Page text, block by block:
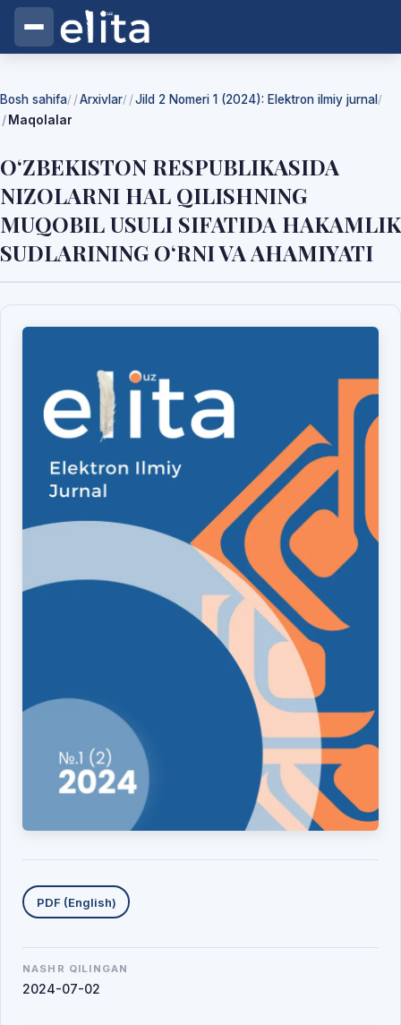
Bosh sahifa/ Arxivlar/ Jild 2 Nomeri 1 (2024): Elektron ilmiy jurnal /
Maqolalar
O‘ZBEKISTON RESPUBLIKASIDA
NIZOLARNI HAL QILISHNING
MUQOBIL USULI SIFATIDA HAKAMLIK
SUDLARINING O‘RNI VA AHAMIYATI
Yuklab olishlar
PDF (English)
NASHR QILINGAN
2024-07-02